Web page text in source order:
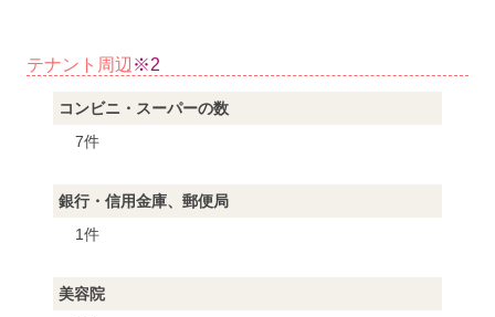
テナント周辺 ※2
コンビニ・スーパーの数
7件
銀行・信用金庫、郵便局
1件
美容院